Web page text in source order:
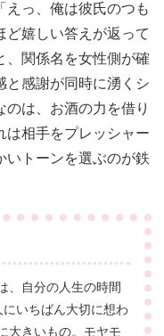
えっ、俺は彼氏のつも
ど嬉しい答えが返って
、関係名を女性側が確
と感謝が同時に湧くシ
は、お酒の力を借り
は相手をプレッシャー
いトーンを選ぶのが鉄
、自分の人生の時間
いちばん大切に想わ
大きいもの。モヤモ